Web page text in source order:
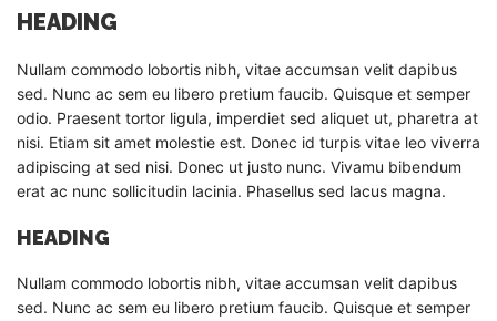
HEADING
Nullam commodo lobortis nibh, vitae accumsan velit dapibus
sed. Nunc ac sem eu libero pretium faucib. Quisque et semper
odio. Praesent tortor ligula, imperdiet sed aliquet ut, pharetra at
nisi. Etiam sit amet molestie est. Donec id turpis vitae leo viverra
adipiscing at sed nisi. Donec ut justo nunc. Vivamu bibendum
erat ac nunc sollicitudin lacinia. Phasellus sed lacus magna.
HEADING
Nullam commodo lobortis nibh, vitae accumsan velit dapibus
sed. Nunc ac sem eu libero pretium faucib. Quisque et semper